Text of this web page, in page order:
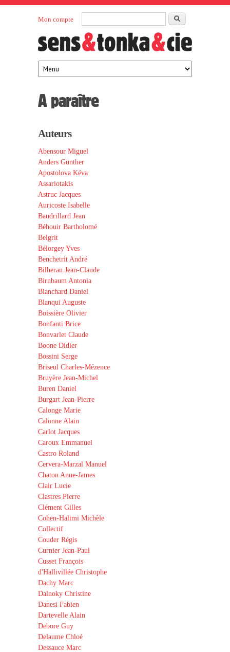
Rechercher
Mon compte
Sens et
Tonka
éditeurs
maison
d’édition
française
A paraître
Auteurs
Abensour Miguel
Anders Günther
Apostolova Kéva
Assariotakis
Astruc Jacques
Auricoste Isabelle
Baudrillard Jean
Béhouir Bartholomé
Belgrit
Bélorgey Yves
Benchetrit André
Bilheran Jean-Claude
Birnbaum Antonia
Blanchard Daniel
Blanqui Auguste
Boissière Olivier
Bonfanti Brice
Bonvarlet Claude
Boone Didier
Bossini Serge
Briseul Charles-Mézence
Bruyère Jean-Michel
Buren Daniel
Burgart Jean-Pierre
Calonge Marie
Calonne Alain
Carlot Jacques
Caroux Emmanuel
Castro Roland
Cervera-Marzal Manuel
Chaton Anne-James
Clair Lucie
Clastres Pierre
Clément Gilles
Cohen-Halimi Michèle
Collectif
Couder Régis
Curnier Jean-Paul
Cusset François
d'Hallivillée Christophe
Dachy Marc
Dalnoky Christine
Danesi Fabien
Dartevelle Alain
Debore Guy
Delaume Chloé
Dessauce Marc